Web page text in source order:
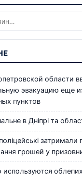
области
эвакуацию еще
пунктов
в Дніпрі та
затримали
грошей у
используются